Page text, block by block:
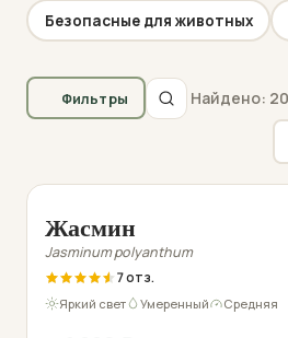
Безопасные для животных
Фильтры Найдено: 20
Жасмин
Jasminum polyanthum
7
Яркий свет Умеренный Средняя